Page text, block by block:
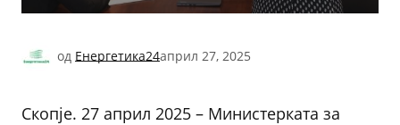
од Енергетика24април 27, 2025
Скопје. 27 април 2025 – Министерката за